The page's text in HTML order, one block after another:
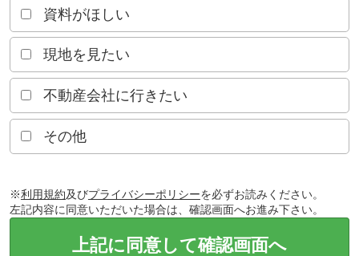
資料がほしい
現地を見たい
不動産会社に行きたい
その他
※利用規約及びプライバシーポリシーを必ずお読みください。
左記内容に同意いただいた場合は、確認画面へお進み下さい。
上記に同意して確認画面へ